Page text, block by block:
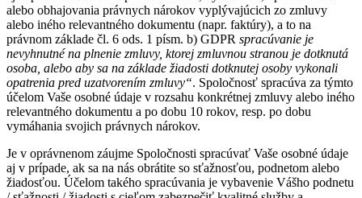
alebo obhajovania právnych nárokov vyplývajúcich zo zmluvy
alebo iného relevantného dokumentu (napr. faktúry), a to na
právnom základe čl. 6 ods. 1 písm. b) GDPR spracúvanie je
nevyhnutné na plnenie zmluvy, ktorej zmluvnou stranou je dotknutá
osoba, alebo aby sa na základe žiadosti dotknutej osoby vykonali
opatrenia pred uzatvorením zmluvy“. Spoločnosť spracúva za týmto
účelom Vaše osobné údaje v rozsahu konkrétnej zmluvy alebo iného
relevantného dokumentu a po dobu 10 rokov, resp. po dobu
vymáhania svojich právnych nárokov.
Je v oprávnenom záujme Spoločnosti spracúvať Vaše osobné údaje
aj v prípade, ak sa na nás obrátite so sťažnosťou, podnetom alebo
žiadosťou. Účelom takého spracúvania je vybavenie Vášho podnetu